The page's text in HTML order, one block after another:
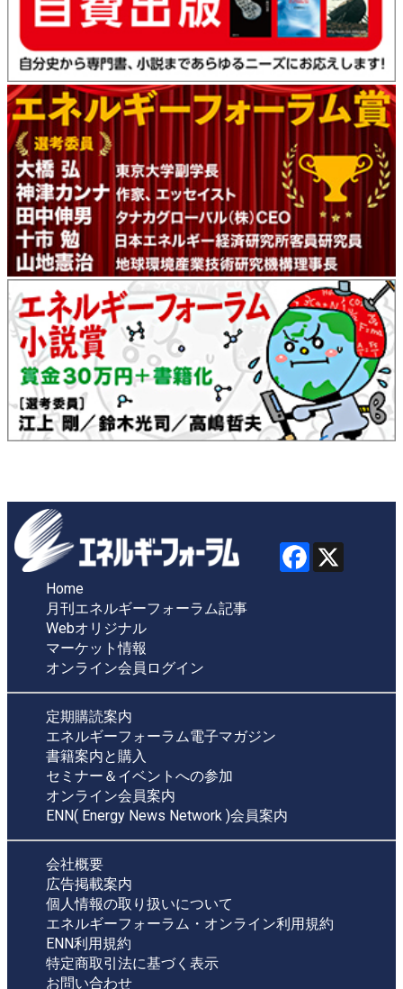
Home
月刊エネルギーフォーラム記事
Webオリジナル
マーケット情報
オンライン会員ログイン
定期購読案内
エネルギーフォーラム電子マガジン
書籍案内と購入
セミナー＆イベントへの参加
オンライン会員案内
ENN( Energy News Network )会員案内
会社概要
広告掲載案内
個人情報の取り扱いについて
エネルギーフォーラム・オンライン利用規約
ENN利用規約
特定商取引法に基づく表示
お問い合わせ